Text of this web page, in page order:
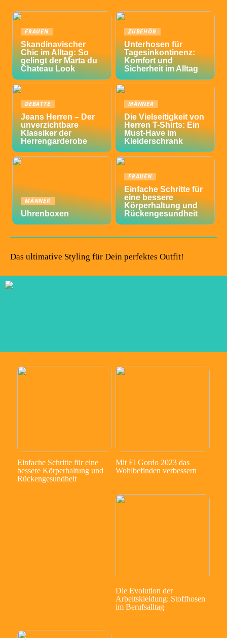
FRAUEN
Skandinavischer
Chic im Alltag: So
gelingt der Marta du
Chateau Look
ZUBEHÖR
Unterhosen für
Tagesinkontinenz:
Komfort und
Sicherheit im Alltag
DEBATTE
Jeans Herren – Der
unverzichtbare
Klassiker der
Herrengarderobe
MÄNNER
Die Vielseitigkeit von
Herren T-Shirts: Ein
Must-Have im
Kleiderschrank
MÄNNER
Uhrenboxen
FRAUEN
Einfache Schritte für
eine bessere
Körperhaltung und
Rückengesundheit
Das ultimative Styling für Dein perfektes Outfit!
Einfache Schritte für eine
bessere Körperhaltung und
Rückengesundheit
Mit El Gordo 2023 das
Wohlbefinden verbessern
Die Evolution der
Arbeitskleidung: Stoffhosen
im Berufsalltag